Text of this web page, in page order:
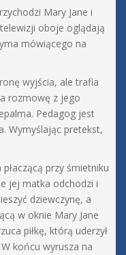
Mary Jane i
oboje oglądają
mówiącego na
wyjścia, ale trafia
rozmowę z jego
Pedagog jest
Wymyślając pretekst,
przy śmietniku
jej matka odchodzi i
dziewczynę, a
w oknie Mary Jane
piłkę, którą uderzył
końcu wyrusza na